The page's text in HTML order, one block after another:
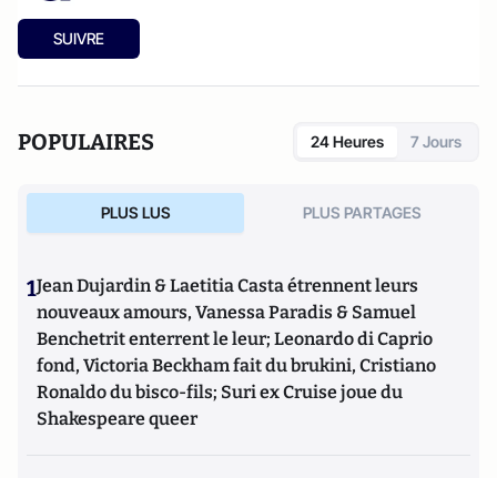
SUIVRE
POPULAIRES 24 Heures 7 Jours
PLUS LUS PLUS PARTAGES
1Jean Dujardin & Laetitia Casta étrennent leurs
nouveaux amours, Vanessa Paradis & Samuel
Benchetrit enterrent le leur; Leonardo di Caprio
fond, Victoria Beckham fait du brukini, Cristiano
Ronaldo du bisco-fils; Suri ex Cruise joue du
Shakespeare queer